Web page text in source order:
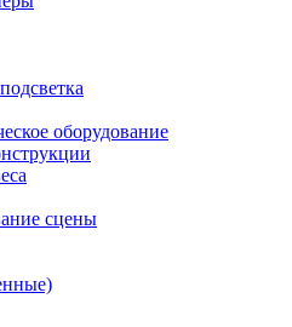
оборудование
сцены